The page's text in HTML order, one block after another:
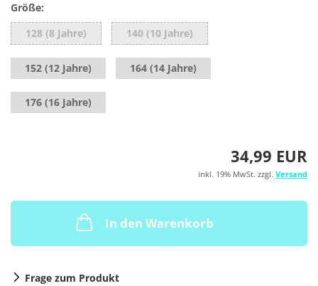
Größe:
128 (8 Jahre)
140 (10 Jahre)
152 (12 Jahre) 164 (14 Jahre)
176 (16 Jahre)
34,99 EUR
inkl. 19% MwSt. zzgl. Versand
In den Warenkorb
Frage zum Produkt